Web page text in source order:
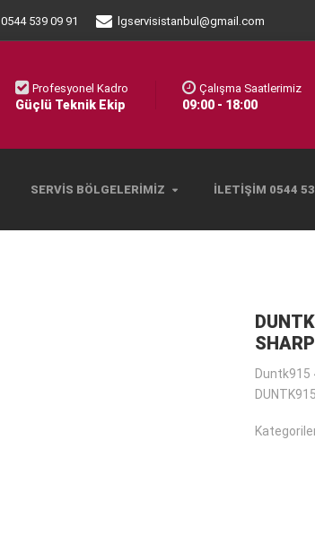
0544 539 09 91 lgservisistanbul@gmail.com
SERVIS BÖLGELERIMIZ İLETIŞIM 0544
Profesyonel Kadro
Güçlü Teknik Ekip
Çalışma Saatlerimiz
09:00 - 18:00
Duntk915